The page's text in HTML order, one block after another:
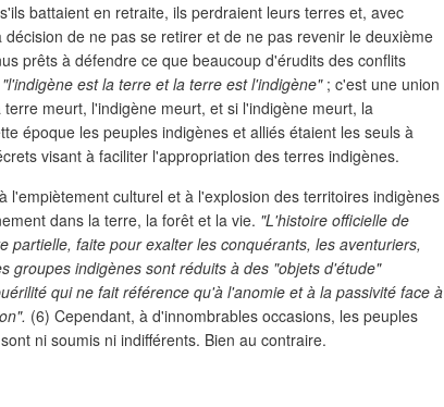
battaient en retraite, ils perdraient leurs terres et, avec
de ne pas se retirer et de ne pas revenir le deuxième
prêts à défendre ce que beaucoup d'érudits des conflits
"l'indigène est la terre et la terre est l'indigène"; c'est une union
meurt, l'indigène meurt, et si l'indigène meurt, la
époque les peuples indigènes et alliés étaient les seuls à
visant à faciliter l'appropriation des terres indigènes.
l'empiètement culturel et à l'explosion des territoires indigènes
dans la terre, la forêt et la vie. "L'histoire officielle de
partielle, faite pour exalter les conquérants, les aventuriers,
groupes indigènes sont réduits à des "objets d'étude"
qui ne fait référence qu'à l'anomie et à la passivité face à
(6) Cependant, à d'innombrables occasions, les peuples
ni soumis ni indifférents. Bien au contraire.